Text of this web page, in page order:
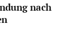
nach